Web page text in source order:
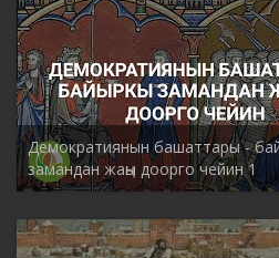
Демократиянын башаттары -
замандан жаңы доорго чейин 1